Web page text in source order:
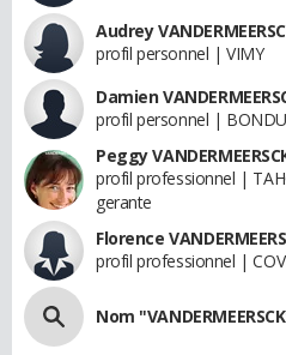
Audrey
profil personnel | VIMY
Damien
profil personnel |
Peggy
profil professionnel |
gerante
Florence
profil professionnel |
Nom